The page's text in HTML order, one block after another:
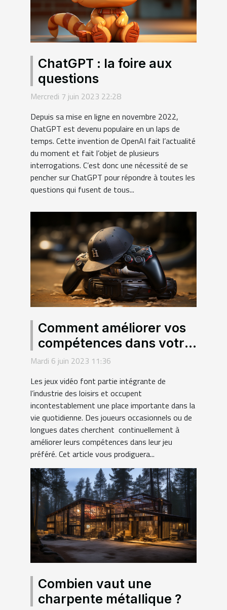
ChatGPT : la foire aux
questions
Mercredi 7 juin 2023 22:28
Depuis sa mise en ligne en novembre 2022,
ChatGPT est devenu populaire en un laps de
temps. Cette invention de OpenAI fait l’actualité
du moment et fait l’objet de plusieurs
interrogations. C’est donc une nécessité de se
pencher sur ChatGPT pour répondre à toutes les
questions qui fusent de tous...
Comment améliorer vos
compétences dans votre
jeu préféré ?
Mardi 6 juin 2023 11:36
Les jeux vidéo font partie intégrante de
l’industrie des loisirs et occupent
incontestablement une place importante dans la
vie quotidienne. Des joueurs occasionnels ou de
longues dates cherchent continuellement à
améliorer leurs compétences dans leur jeu
préféré. Cet article vous prodiguera...
Combien vaut une
charpente métallique ?